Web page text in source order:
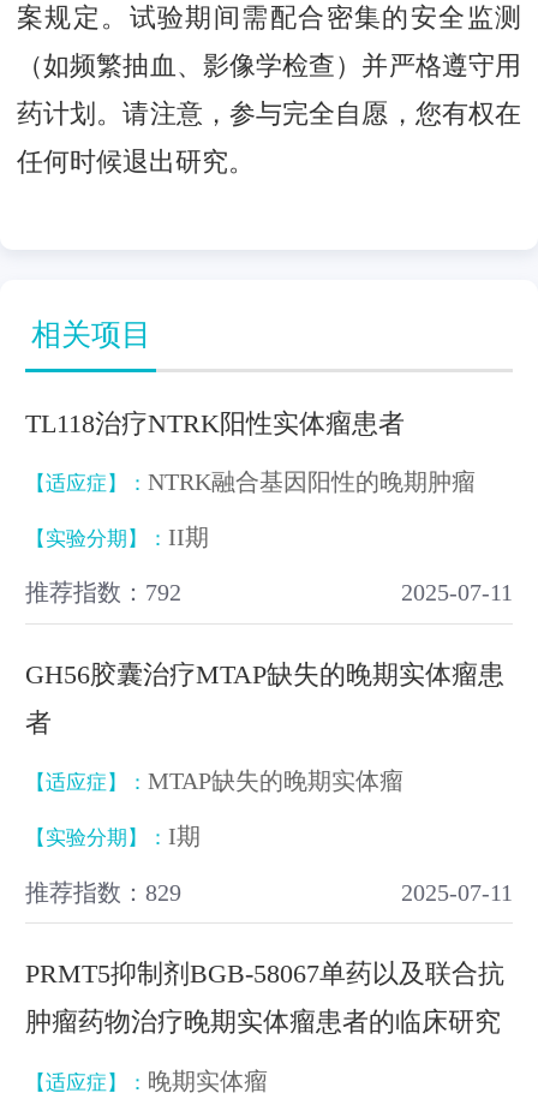
案规定。试验期间需配合密集的安全监测
（如频繁抽血、影像学检查）并严格遵守用
药计划。请注意，参与完全自愿，您有权在
任何时候退出研究。
相关项目
TL118治疗NTRK阳性实体瘤患者
【适应症】： NTRK融合基因阳性的晚期肿瘤
【实验分期】： II期
推荐指数：792 2025-07-11
GH56胶囊治疗MTAP缺失的晚期实体瘤患
者
【适应症】： MTAP缺失的晚期实体瘤
【实验分期】： I期
推荐指数：829 2025-07-11
PRMT5抑制剂BGB-58067单药以及联合抗
肿瘤药物治疗晚期实体瘤患者的临床研究
【适应症】： 晚期实体瘤